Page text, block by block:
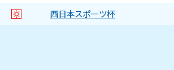
西日本スポーツ杯